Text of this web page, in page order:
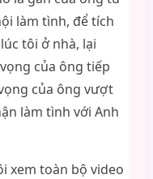
làm tình, để tích
tôi ở nhà, lại
của ông tiếp
của ông vượt
làm tình với Anh
xem toàn bộ video